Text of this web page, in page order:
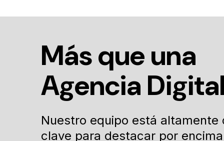
Más que una
Agencia Digital
Nuestro equipo está
clave para destacar por